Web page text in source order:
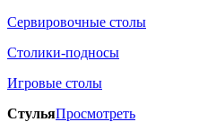
Сервировочные столы
Столики-подносы
Игровые столы
СтульяПросмотреть